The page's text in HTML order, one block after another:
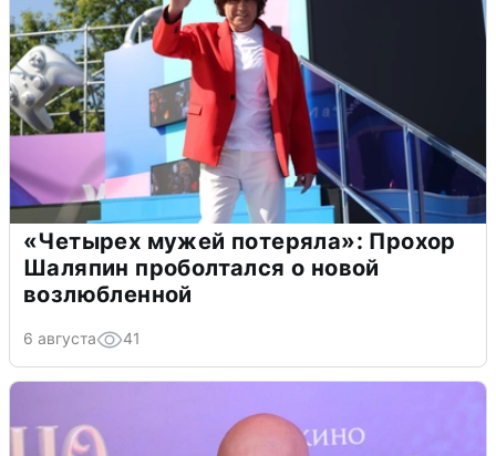
«Четырех мужей потеряла»: Прохор
Шаляпин проболтался о новой
возлюбленной
6 августа 41